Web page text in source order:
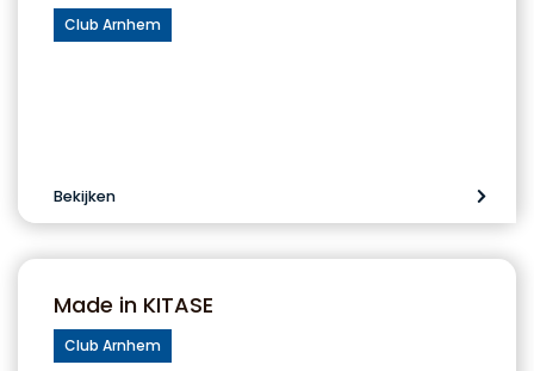
Club Arnhem
Bekijken
Made in KITASE
Club Arnhem